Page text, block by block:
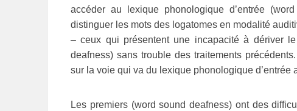
accéder au lexique phonologique d’entrée
distinguer les mots des logatomes en modalité
– ceux qui présentent une incapacité à dériver
deafness) sans trouble des traitements
sur la voie qui va du lexique phonologique d’entrée
Les premiers (word sound deafness) ont des